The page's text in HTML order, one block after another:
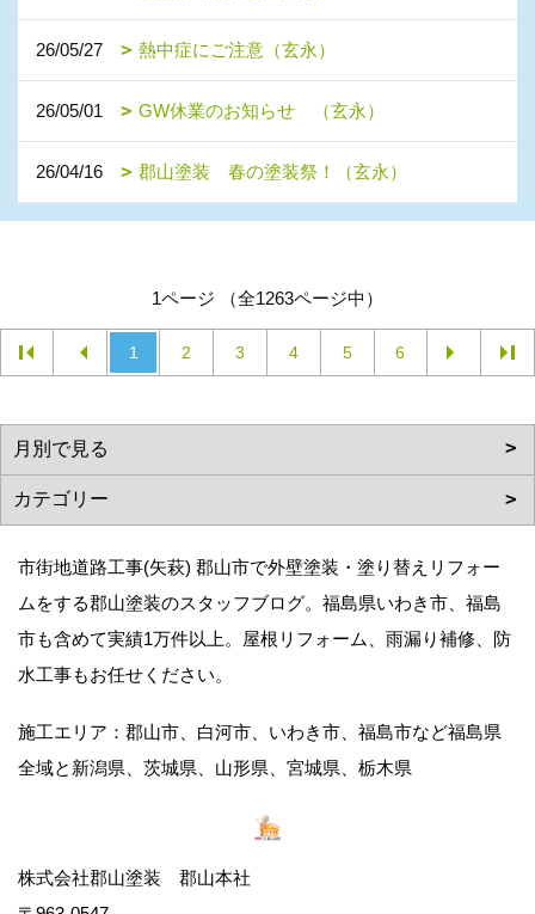
26/05/27 熱中症にご注意（玄永）
26/05/01 GW休業のお知らせ （玄永）
26/04/16 郡山塗装 春の塗装祭！（玄永）
1ページ （全1263ページ中）
1 2 3 4 5 6
市街地道路工事(矢萩) 郡山市で外壁塗装・塗り替えリフォー
ムをする郡山塗装のスタッフブログ。福島県いわき市、福島
市も含めて実績1万件以上。屋根リフォーム、雨漏り補修、防
水工事もお任せください。
施工エリア：郡山市、白河市、いわき市、福島市など福島県
全域と新潟県、茨城県、山形県、宮城県、栃木県
株式会社郡山塗装 郡山本社